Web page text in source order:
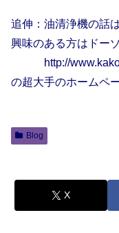
追伸：油清浄機の話
興味のある方はドー
http://
の超大手のホームペ
Blog
X